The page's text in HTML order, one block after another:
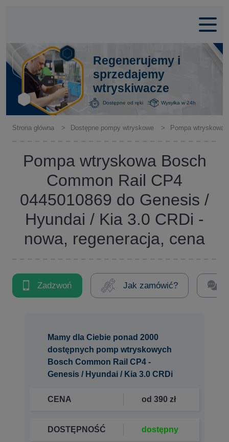
Regenerujemy i
sprzedajemy
wtryskiwacze
Dostępne od ręki Wysyłka w 24h
Strona główna Dostępne pompy wtryskowe Pompa wtryskowa
Pompa wtryskowa Bosch
Common Rail CP4
0445010869 do Genesis /
Hyundai / Kia 3.0 CRDi -
nowa, regeneracja, cena
Zadzwoń Jak zamówić?
Mamy dla Ciebie ponad 2000
dostępnych pomp wtryskowych
Bosch Common Rail CP4 -
Genesis / Hyundai / Kia 3.0 CRDi
CENA od 390 zł
DOSTĘPNOŚĆ dostępny